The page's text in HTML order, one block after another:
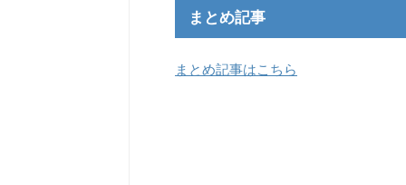
まとめ記事
まとめ記事はこちら